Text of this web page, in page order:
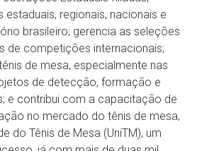
regionais, nacionais e
brasileiro; gerencia as seleções
de competições internacionais;
de mesa, especialmente nas
de detecção, formação e
e contribui com a capacitação de
no mercado do tênis de mesa,
do Tênis de Mesa (UniTM), um